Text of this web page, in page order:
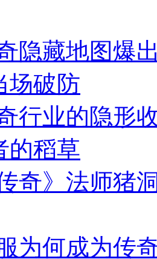
隐藏地图爆
场破防
行业的隐形
的稻草
传奇》法师猪
为何成为传